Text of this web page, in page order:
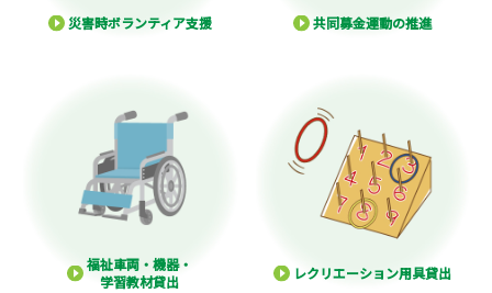
災害時ボランティア支援 共同募金運動の推進
福祉車両・機器・
学習教材貸出
レクリエーション用具貸出